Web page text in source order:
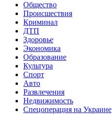
Общество
Происшествия
Криминал
ДТП
Здоровье
Экономика
Образование
Культура
Спорт
Авто
Развлечения
Недвижимость
Спецоперация на Украине